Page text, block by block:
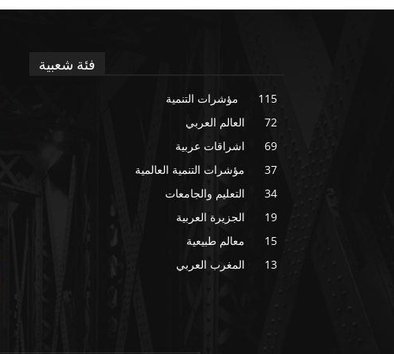
فئة شعبية
مؤشرات التنمية
115
العالم العربي
72
اشراقات عربية
69
مؤشرات التنمية العالمية
37
التعليم والجامعات
34
الجزيرة العربية
19
معالم طبيعية
15
المغرب العربي
13